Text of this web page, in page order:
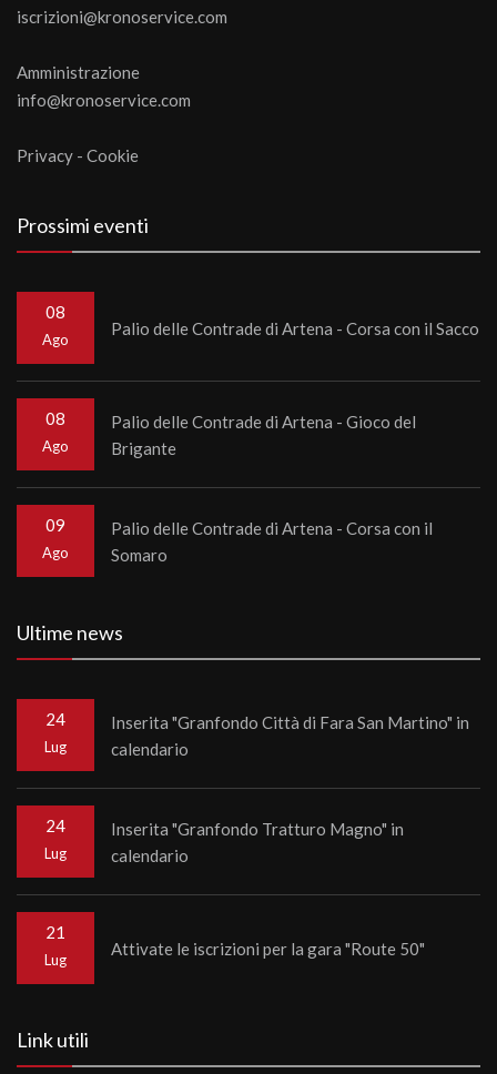
iscrizioni@kronoservice.com
Amministrazione
info@kronoservice.com
Privacy - Cookie
Prossimi eventi
08
Ago
Palio delle Contrade di Artena - Corsa con il Sacco
08
Ago
Palio delle Contrade di Artena - Gioco del
Brigante
09
Ago
Palio delle Contrade di Artena - Corsa con il
Somaro
Ultime news
24
Lug
Inserita "Granfondo Città di Fara San Martino" in
calendario
24
Lug
Inserita "Granfondo Tratturo Magno" in
calendario
21
Lug
Attivate le iscrizioni per la gara "Route 50"
Link utili